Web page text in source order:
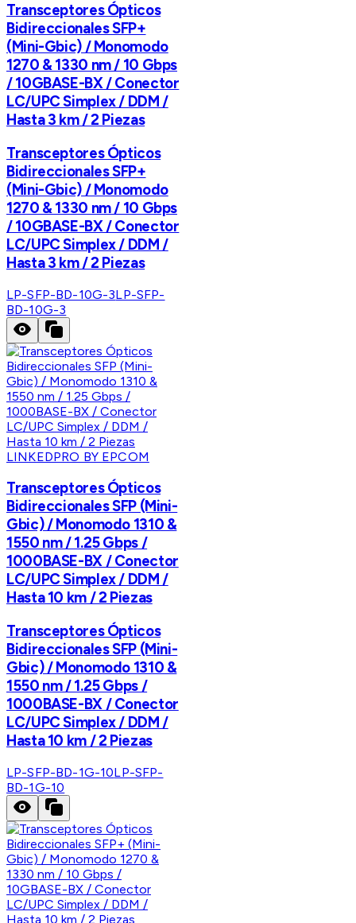
Transceptores Ópticos
Bidireccionales SFP+
(Mini-Gbic) / Monomodo
1270 & 1330 nm / 10 Gbps
/ 10GBASE-BX / Conector
LC/UPC Simplex / DDM /
Hasta 3 km / 2 Piezas
Transceptores Ópticos
Bidireccionales SFP+
(Mini-Gbic) / Monomodo
1270 & 1330 nm / 10 Gbps
/ 10GBASE-BX / Conector
LC/UPC Simplex / DDM /
Hasta 3 km / 2 Piezas
LP-SFP-BD-10G-3LP-SFP-
BD-10G-3
LINKEDPRO BY EPCOM
Transceptores Ópticos
Bidireccionales SFP (Mini-
Gbic) / Monomodo 1310 &
1550 nm / 1.25 Gbps /
1000BASE-BX / Conector
LC/UPC Simplex / DDM /
Hasta 10 km / 2 Piezas
Transceptores Ópticos
Bidireccionales SFP (Mini-
Gbic) / Monomodo 1310 &
1550 nm / 1.25 Gbps /
1000BASE-BX / Conector
LC/UPC Simplex / DDM /
Hasta 10 km / 2 Piezas
LP-SFP-BD-1G-10LP-SFP-
BD-1G-10